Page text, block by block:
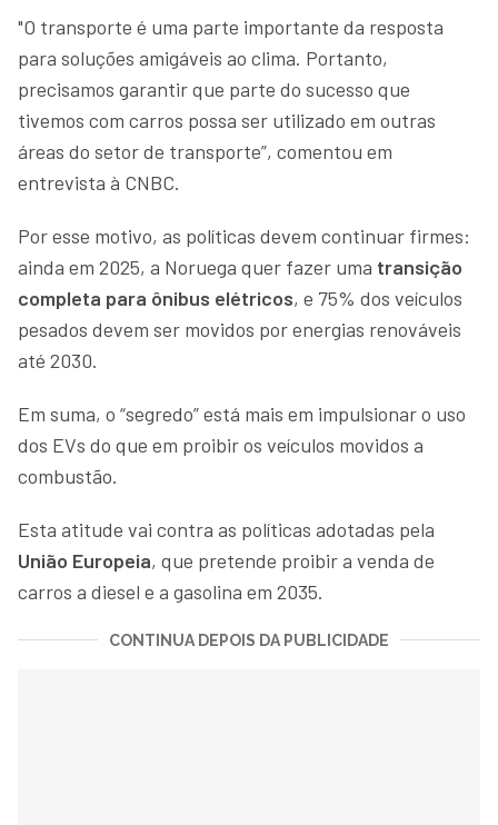
"O transporte é uma parte importante da resposta
para soluções amigáveis ao clima. Portanto,
precisamos garantir que parte do sucesso que
tivemos com carros possa ser utilizado em outras
áreas do setor de transporte”, comentou em
entrevista à CNBC.
Por esse motivo, as políticas devem continuar firmes:
ainda em 2025, a Noruega quer fazer uma transição
completa para ônibus elétricos, e 75% dos veículos
pesados devem ser movidos por energias renováveis
até 2030.
Em suma, o “segredo” está mais em impulsionar o uso
dos EVs do que em proibir os veículos movidos a
combustão.
Esta atitude vai contra as políticas adotadas pela
União Europeia, que pretende proibir a venda de
carros a diesel e a gasolina em 2035.
CONTINUA DEPOIS DA PUBLICIDADE